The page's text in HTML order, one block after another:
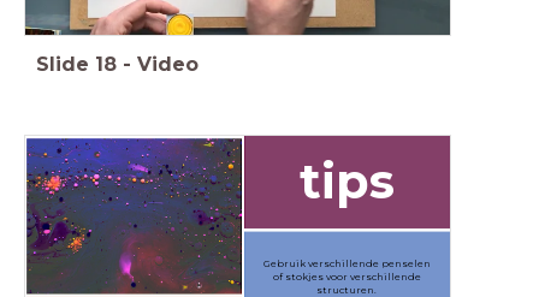
Slide 18 - Video
tips
Gebruik verschillende penselen
of stokjes voor verschillende
structuren.